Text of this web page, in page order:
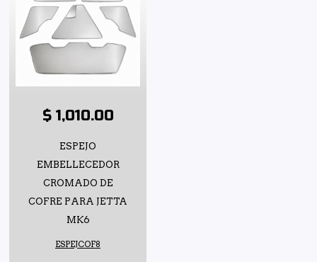
$ 1,010.00
ESPEJO
EMBELLECEDOR
CROMADO DE
COFRE PARA JETTA
MK6
ESPEJCOF8